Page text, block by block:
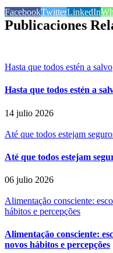
FacebookTwitterLinkedIn
Publicaciones
Hasta que todos estén a salvo
Hasta que todos estén a
14 julio 2026
Até que todos estejam
Até que todos estejam
06 julio 2026
Alimentação consciente:
hábitos e percepções
Alimentação consciente:
novos hábitos e percepções